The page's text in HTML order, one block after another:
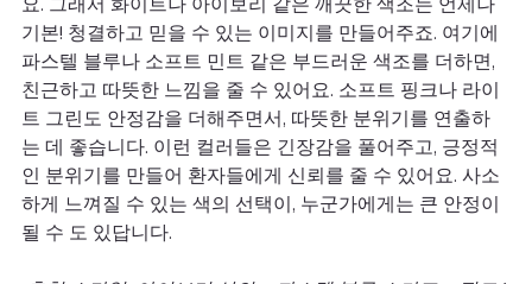
기본! 청결하고 믿을 수 있는 이미지를 만들어주죠. 여기에
파스텔 블루나 소프트 민트 같은 부드러운 색조를 더하면,
친근하고 따뜻한 느낌을 줄 수 있어요. 소프트 핑크나 라이
트 그린도 안정감을 더해주면서, 따뜻한 분위기를 연출하
는 데 좋습니다. 이런 컬러들은 긴장감을 풀어주고, 긍정적
인 분위기를 만들어 환자들에게 신뢰를 줄 수 있어요. 사소
하게 느껴질 수 있는 색의 선택이, 누군가에게는 큰 안정이
될 수 도 있답니다.